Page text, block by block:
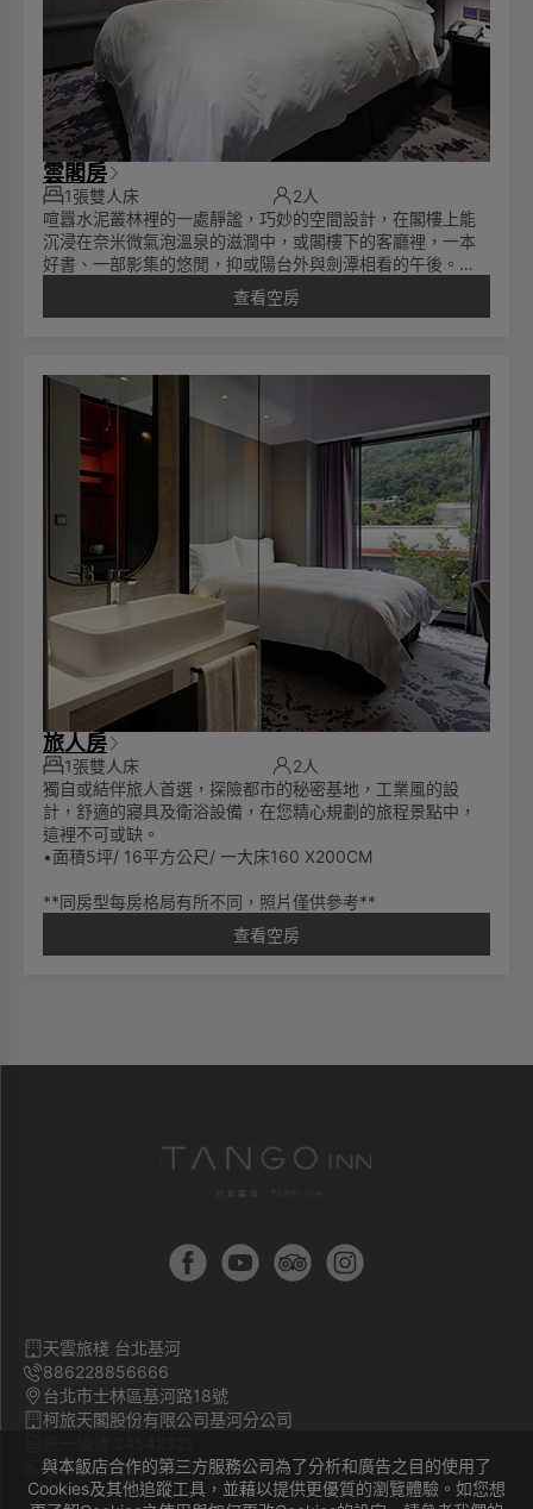
雲閣房
1張雙人床
2人
喧囂水泥叢林裡的一處靜謐，巧妙的空間設計，在閣樓上能
沉浸在奈米微氣泡溫泉的滋潤中，或閣樓下的客廳裡，一本
好書、一部影集的悠閒，抑或陽台外與劍潭相看的午後。
• 面積12坪/ 39平方公尺/ 一大床160 X200CM
**同房型每房格局有所不同，照片僅供參考**
查看空房
旅人房
1張雙人床
2人
獨自或結伴旅人首選，探險都市的秘密基地，工業風的設
計，舒適的寢具及衛浴設備，在您精心規劃的旅程景點中，
這裡不可或缺。
•面積5坪/ 16平方公尺/ 一大床160 X200CM
**同房型每房格局有所不同，照片僅供參考**
查看空房
與本飯店合作的第三方服務公司為了分析和廣告之目的使用了
Cookies及其他追蹤工具，並藉以提供更優質的瀏覽體驗。如您想
天雲旅棧 台北基河
886228856666
台北市士林區基河路18號
柯旅天閣股份有限公司基河分公司
旅宿登記證號 臺北市旅館541號